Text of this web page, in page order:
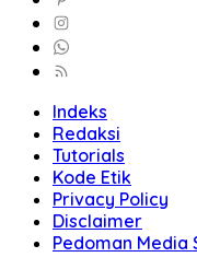
Indeks
Redaksi
Tutorials
Kode Etik
Privacy Policy
Disclaimer
Pedoman Media